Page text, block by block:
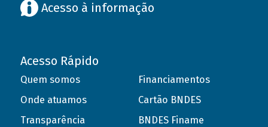
Acesso à informação
Acesso Rápido
Quem somos
Onde atuamos
Transparência
Financiamentos
Cartão BNDES
BNDES Finame